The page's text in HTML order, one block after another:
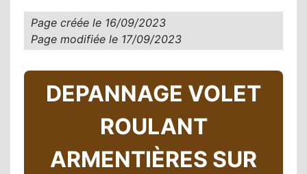
Page créée le 16/09/2023
Page modifiée le 17/09/2023
DEPANNAGE VOLET
ROULANT
ARMENTIÈRES SUR